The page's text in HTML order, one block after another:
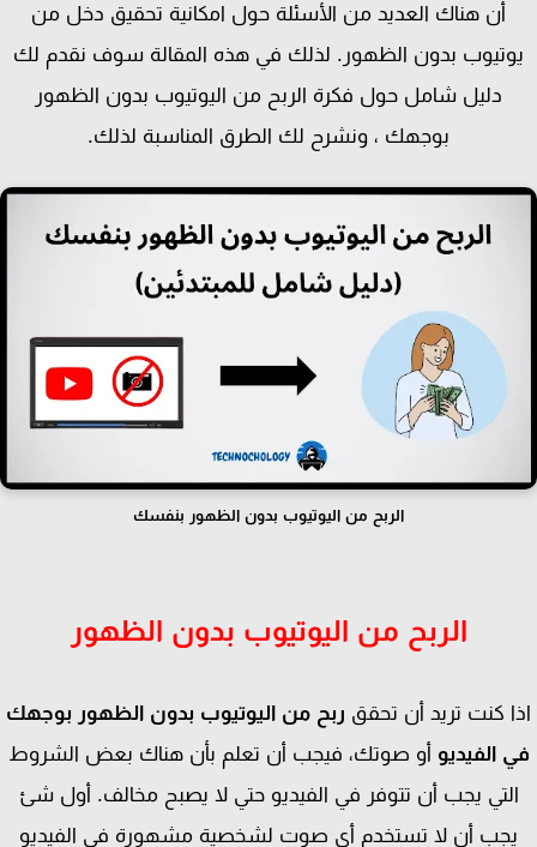
أن هناك العديد من الأسئلة حول امكانية تحقيق دخل من
بدون الظهور. لذلك في هذه المقالة سوف نقدم لك
دليل شامل حول فكرة الربح من اليوتيوب بدون الظهور
بوجهك ، ونشرح لك الطرق المناسبة لذلك.
الربح من اليوتيوب بدون الظهور بنفسك
الربح من اليوتيوب بدون الظهور
كنت تريد أن تحققربح من اليوتيوب بدون الظهور بوجهك
الفيديوأو صوتك، فيجب أن تعلم بأن هناك بعض الشروط
يجب أن تتوفر في الفيديو حتي لا يصبح مخالف. أول شئ
أن لا تستخدم أي صوت لشخصية مشهورة في الفيديو